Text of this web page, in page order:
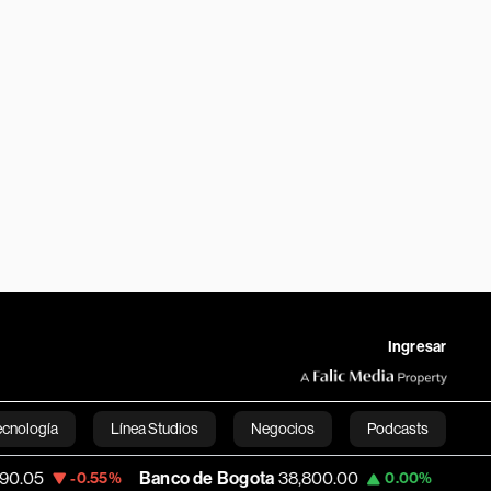
Ingresar
Línea Studios Negocios Podcasts
English
-0.55% Banco de Bogota 38,800.00 0.00% Apple